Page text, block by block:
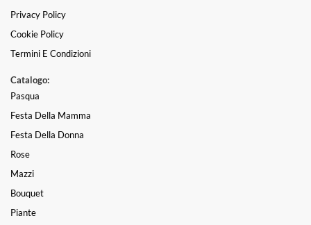
Privacy Policy
Cookie Policy
Termini E Condizioni
Catalogo:
Pasqua
Festa Della Mamma
Festa Della Donna
Rose
Mazzi
Bouquet
Piante